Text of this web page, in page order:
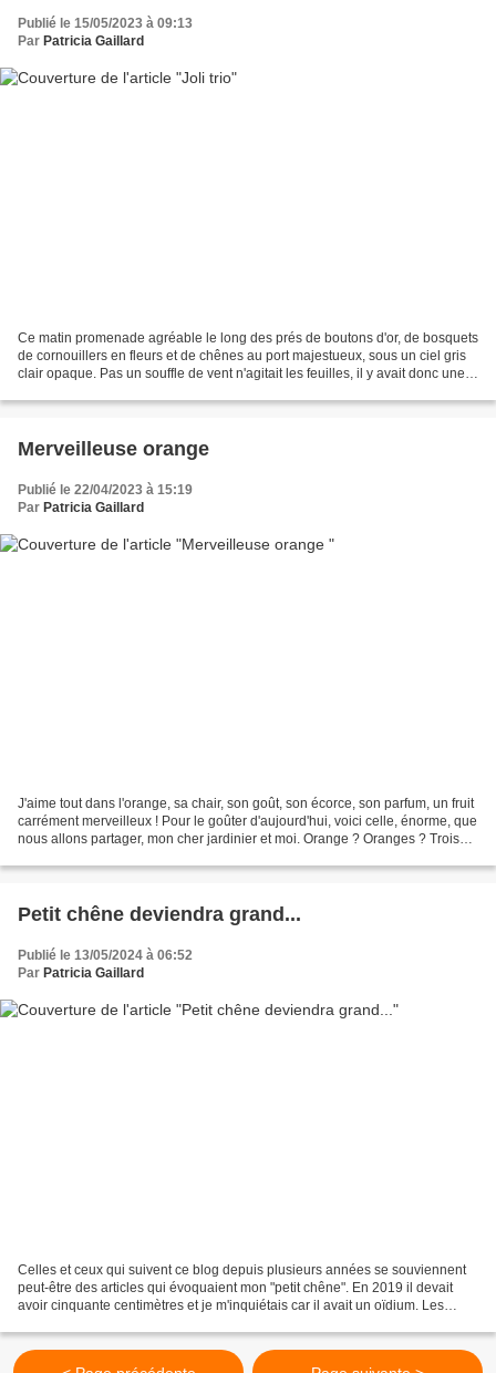
Publié le 15/05/2023 à 09:13
Par Patricia Gaillard
Ce matin promenade agréable le long des prés de boutons d'or, de bosquets
de cornouillers en fleurs et de chênes au port majestueux, sous un ciel gris
clair opaque. Pas un souffle de vent n'agitait les feuilles, il y avait donc une
Merveilleuse orange
Publié le 22/04/2023 à 15:19
Par Patricia Gaillard
J'aime tout dans l'orange, sa chair, son goût, son écorce, son parfum, un fruit
carrément merveilleux ! Pour le goûter d'aujourd'hui, voici celle, énorme, que
nous allons partager, mon cher jardinier et moi. Orange ? Oranges ? Trois
Petit chêne deviendra grand...
Publié le 13/05/2024 à 06:52
Par Patricia Gaillard
Celles et ceux qui suivent ce blog depuis plusieurs années se souviennent
peut-être des articles qui évoquaient mon "petit chêne". En 2019 il devait
avoir cinquante centimètres et je m'inquiétais car il avait un oïdium. Les